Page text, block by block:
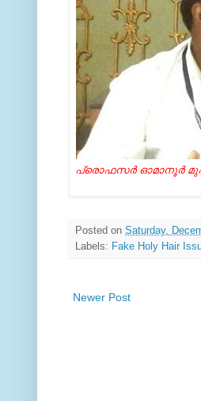
പ്രൊഫസര്‍ ഓമാനൂര്‍
Posted on Saturday,
Labels: Fake Holy Hair
Newer Post